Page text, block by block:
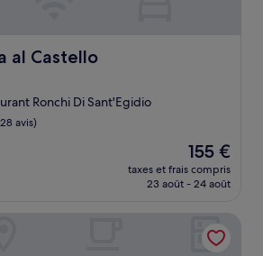
al Castello
Ronchi Di Sant'Egidio
avis)
Le
nouveau
prix
de
155 €
155 €
taxes et frais compris
23 août - 24 août